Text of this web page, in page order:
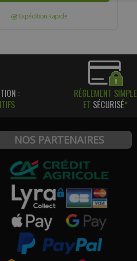
Expédition Rapide
:
RÉGLEMENT SIMPLE
ET SÉCURISÉ*
NOS PARTENAIRES